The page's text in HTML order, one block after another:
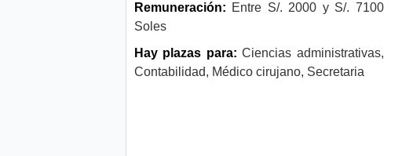
Remuneración: Entre S/. 2000 y S/. 7100
Soles
Hay plazas para: Ciencias administrativas,
Contabilidad, Médico cirujano, Secretaria